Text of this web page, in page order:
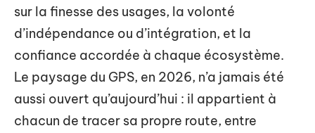
sur la finesse des usages, la volonté
d’indépendance ou d’intégration, et la
confiance accordée à chaque écosystème.
Le paysage du GPS, en 2026, n’a jamais été
aussi ouvert qu’aujourd’hui : il appartient à
chacun de tracer sa propre route, entre